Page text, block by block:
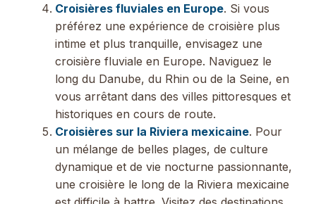
Croisières fluviales en Europe. Si vous
préférez une expérience de croisière plus
intime et plus tranquille, envisagez une
croisière fluviale en Europe. Naviguez le
long du Danube, du Rhin ou de la Seine, en
vous arrêtant dans des villes pittoresques et
historiques en cours de route.
Croisières sur la Riviera mexicaine. Pour
un mélange de belles plages, de culture
dynamique et de vie nocturne passionnante,
une croisière le long de la Riviera mexicaine